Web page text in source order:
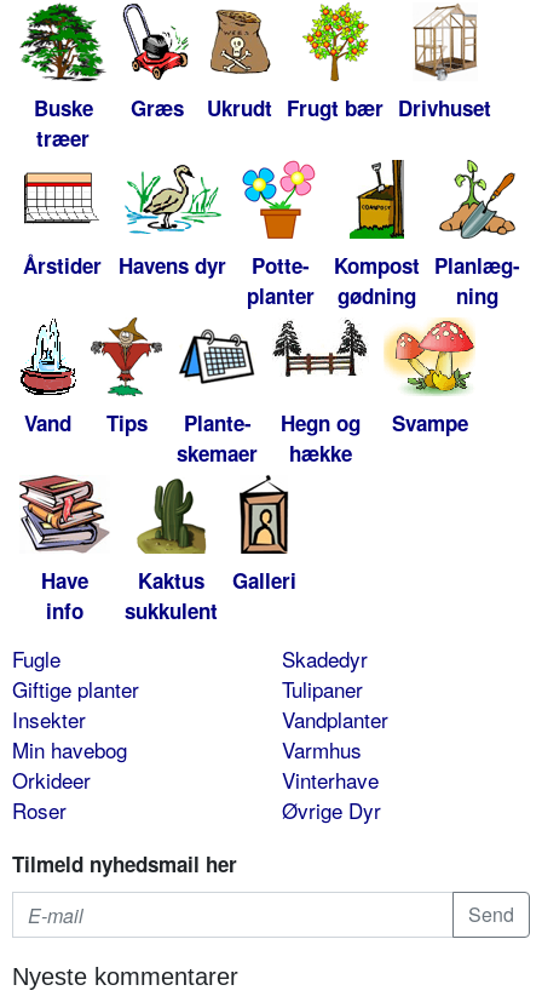
Buske
træer
Græs Ukrudt Frugt bær Drivhuset
Årstider Havens dyr
Potte-
planter
Kompost
gødning
Planlæg-
ning
Vand Tips
Plante-
skemaer
Hegn og
hække
Svampe
Have
info
Kaktus
sukkulent
Galleri
Fugle
Giftige planter
Insekter
Min havebog
Orkideer
Roser
Skadedyr
Tulipaner
Vandplanter
Varmhus
Vinterhave
Øvrige Dyr
Tilmeld nyhedsmail her
Nyeste kommentarer